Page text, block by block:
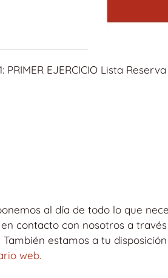
PRIMER EJERCICIO Lista
al día de todo lo que
contacto con nosotros a
. También estamos a tu
web.